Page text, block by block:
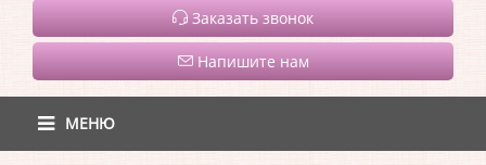
Заказать звонок
Напишите нам
МЕНЮ